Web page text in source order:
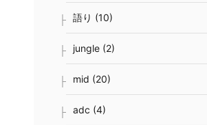
語り (10)
jungle (2)
mid (20)
adc (4)